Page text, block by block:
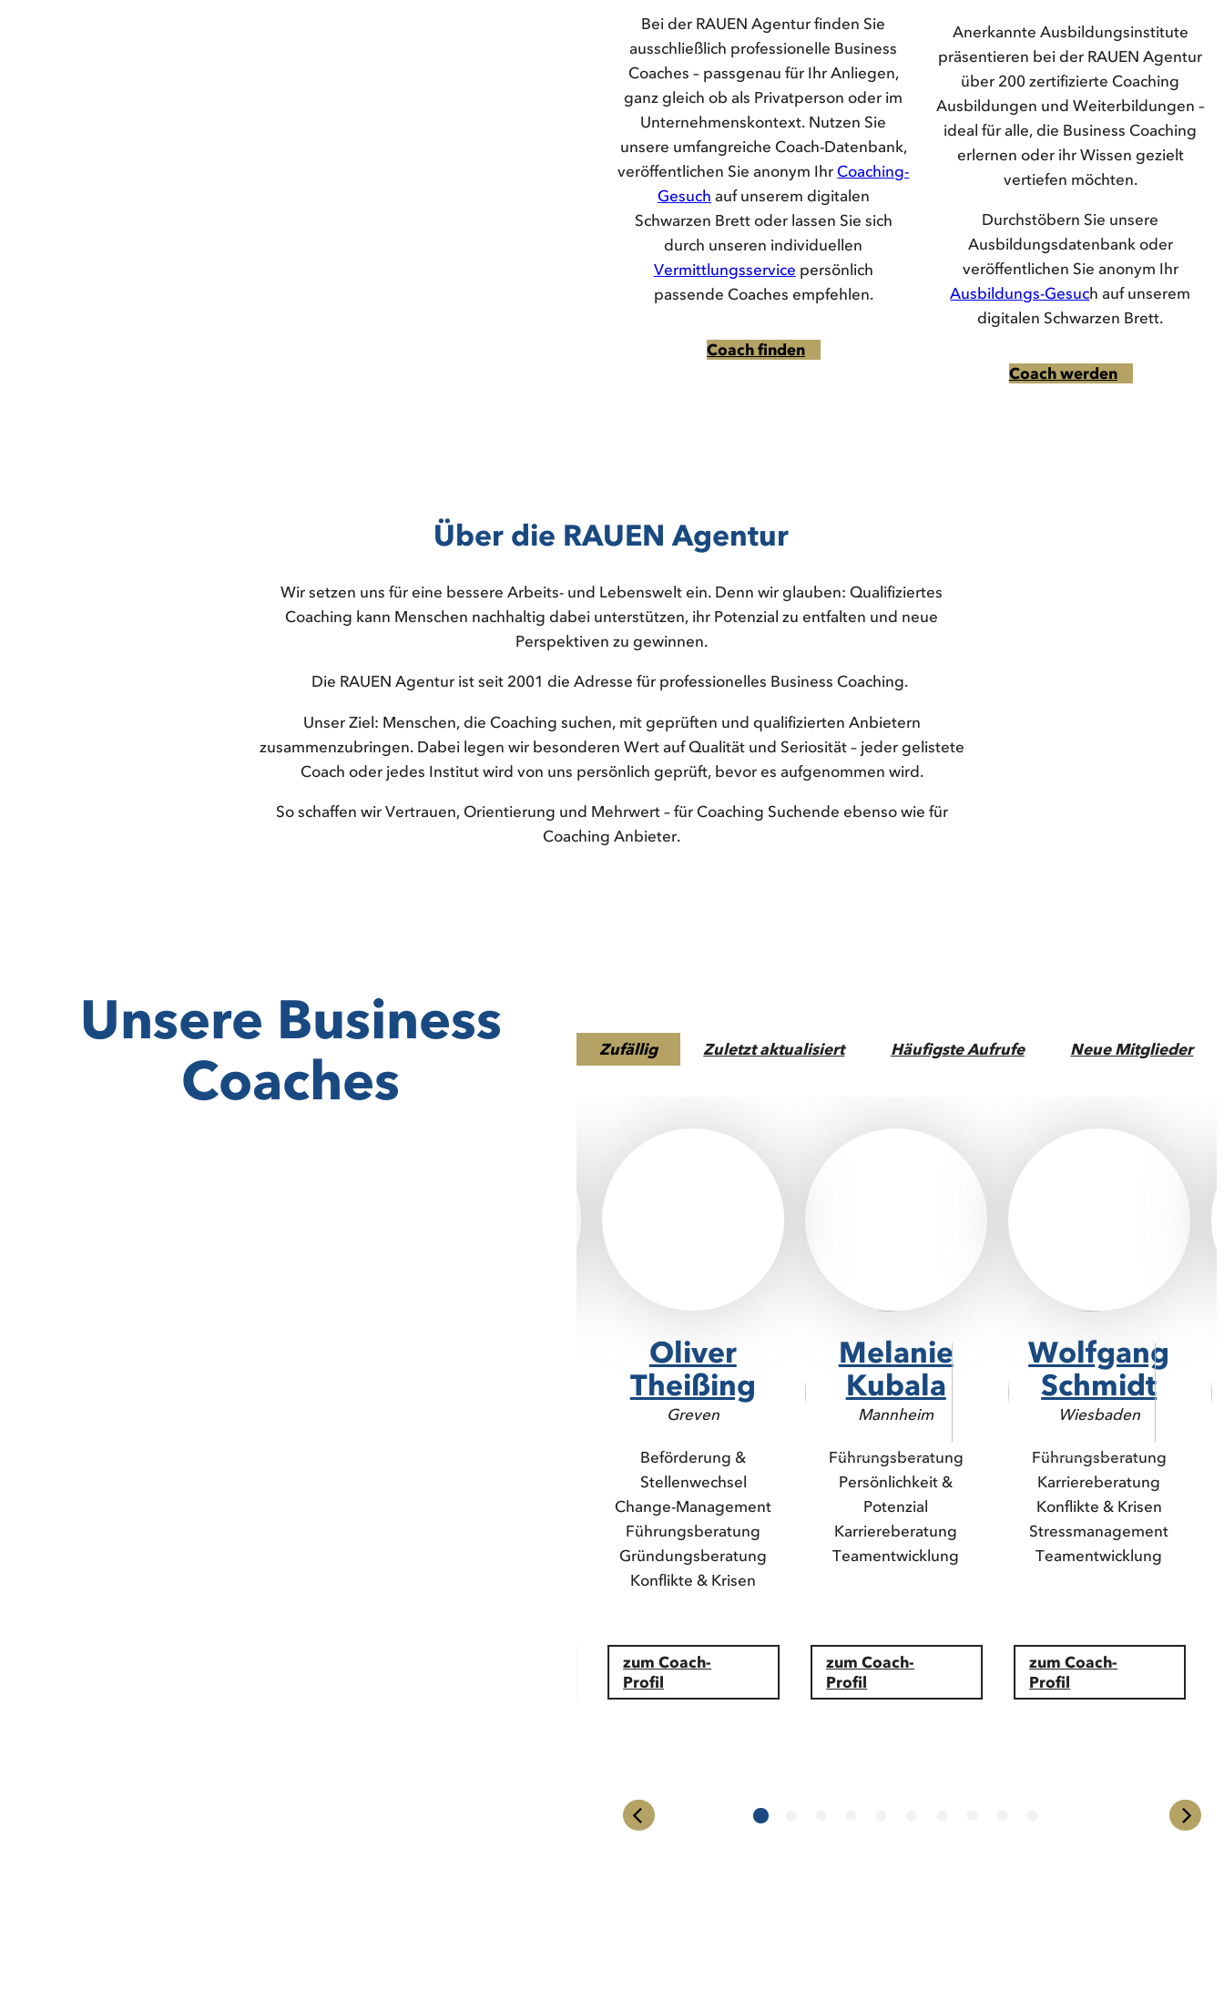
Bei der RAUEN Agentur finden Sie
ausschließlich professionelle Business
Coaches – passgenau für Ihr Anliegen,
ganz gleich ob als Privatperson oder im
Unternehmenskontext. Nutzen Sie
unsere umfangreiche Coach-Datenbank,
veröffentlichen Sie anonym IhrCoaching-
Gesuch auf unserem digitalen
Schwarzen Brett oder lassen Sie sich
durch unseren individuellen
Vermittlungsservice persönlich
passende Coaches empfehlen.
Coach finden
Anerkannte Ausbildungsinstitute
präsentieren bei der RAUEN Agentur
über 200 zertifizierte Coaching
Ausbildungen und Weiterbildungen –
ideal für alle, die Business Coaching
erlernen oder ihr Wissen gezielt
vertiefen möchten.
Durchstöbern Sie unsere
Ausbildungsdatenbank oder
veröffentlichen Sie anonym Ihr
Ausbildungs-Gesuch auf unserem
digitalen Schwarzen Brett.
Coach werden
Über die RAUEN Agentur
Wir setzen uns für eine bessere Arbeits- und Lebenswelt ein. Denn wir glauben: Qualifiziertes
Coaching kann Menschen nachhaltig dabei unterstützen, ihr Potenzial zu entfalten und neue
Perspektiven zu gewinnen.
Die RAUEN Agentur ist seit 2001 die Adresse für professionelles Business Coaching.
Unser Ziel: Menschen, die Coaching suchen, mit geprüften und qualifizierten Anbietern
zusammenzubringen. Dabei legen wir besonderen Wert auf Qualität und Seriosität – jeder gelistete
Coach oder jedes Institut wird von uns persönlich geprüft, bevor es aufgenommen wird.
So schaffen wir Vertrauen, Orientierung und Mehrwert – für Coaching Suchende ebenso wie für
Coaching Anbieter.
Unsere Business
Coaches
Zufällig Zuletzt aktualisiert Häufigste Aufrufe Neue Mitglieder
Melanie
Kubala
Mannheim
Führungsberatung
Persönlichkeit &
Potenzial
Karriereberatung
Teamentwicklung
zum Coach-
Profil
Wolfgang
Schmidt
Wiesbaden
Führungsberatung
Karriereberatung
Konflikte & Krisen
Stressmanagement
Teamentwicklung
zum Coach-
Profil
Oliver
Theißing
Greven
Beförderung &
Stellenwechsel
Change-Management
Führungsberatung
Gründungsberatung
Konflikte & Krisen
zum Coach-
Profil